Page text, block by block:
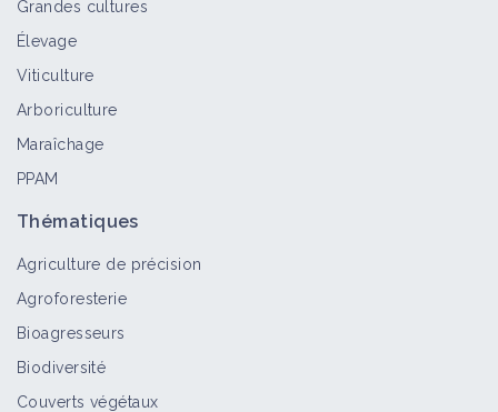
Grandes cultures
Élevage
Viticulture
Arboriculture
Maraîchage
PPAM
Thématiques
Agriculture de précision
Agroforesterie
Bioagresseurs
Biodiversité
Couverts végétaux